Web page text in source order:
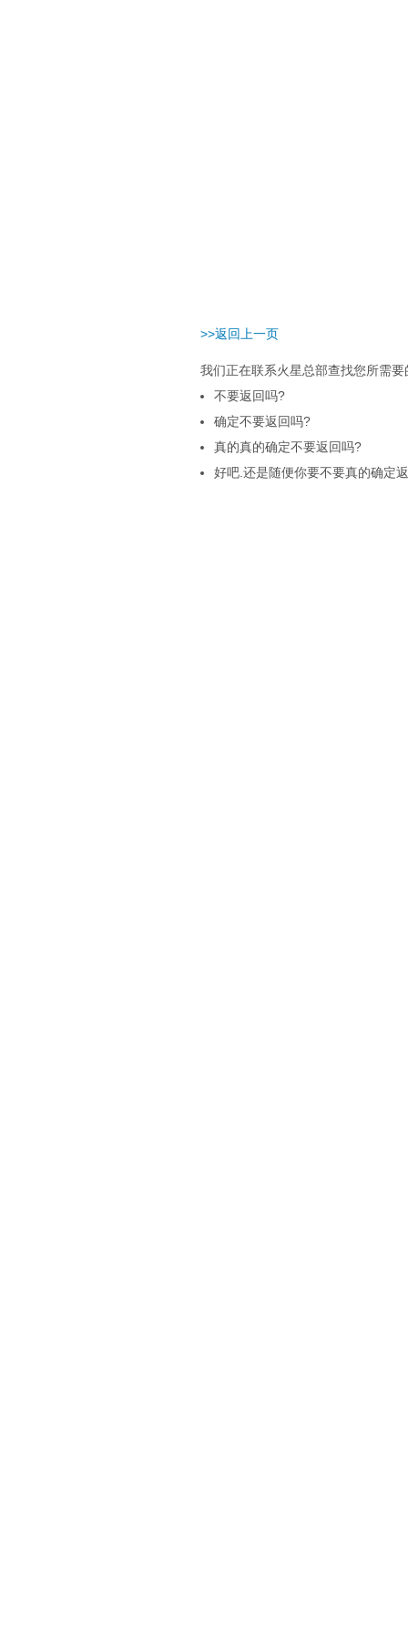
>>返回上一页
我们正在联系火星总部查找您所需
不要返回吗?
确定不要返回吗?
真的真的确定不要返回吗?
好吧.还是随便你要不要真的确定